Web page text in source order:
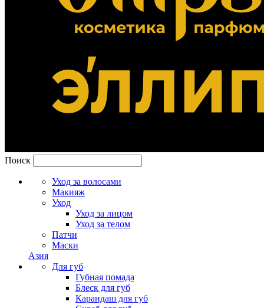
Поиск
Уход за волосами
Макияж
Уход
Уход за лицом
Уход за телом
Патчи
Маски
Азия
Для губ
Губная помада
Блеск для губ
Карандаш для губ